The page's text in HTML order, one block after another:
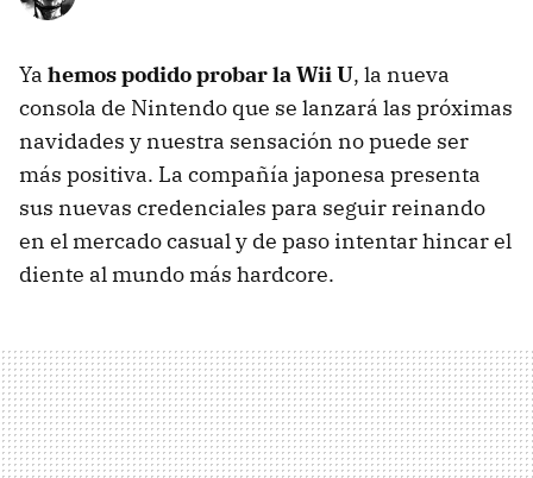
Ya hemos podido probar la Wii U, la nueva
consola de Nintendo que se lanzará las próximas
navidades y nuestra sensación no puede ser
más positiva. La compañía japonesa presenta
sus nuevas credenciales para seguir reinando
en el mercado casual y de paso intentar hincar el
diente al mundo más hardcore.